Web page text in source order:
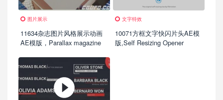
图片展示
11634杂志图片风格展示动画
AE模版，Parallax magazine
文字特效
10071方框文字快闪片头AE模
版,Self Resizing Opener